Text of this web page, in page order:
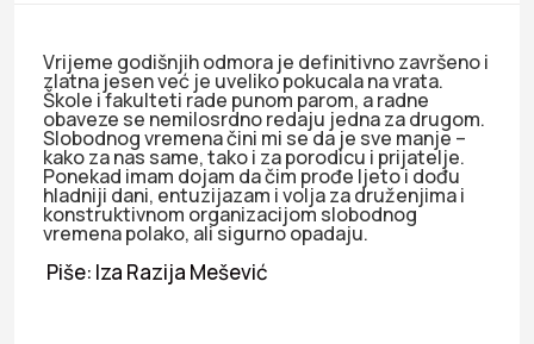
Vrijeme godišnjih odmora je definitivno završeno i
zlatna jesen već je uveliko pokucala na vrata.
Škole i fakulteti rade punom parom, a radne
obaveze se nemilosrdno redaju jedna za drugom.
Slobodnog vremena čini mi se da je sve manje –
kako za nas same, tako i za porodicu i prijatelje.
Ponekad imam dojam da čim prođe ljeto i dođu
hladniji dani, entuzijazam i volja za druženjima i
konstruktivnom organizacijom slobodnog
vremena polako, ali sigurno opadaju.
Piše: Iza Razija Mešević